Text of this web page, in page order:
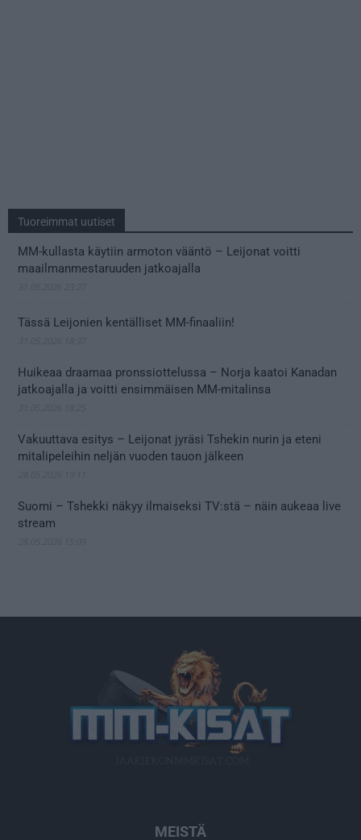
Tuoreimmat uutiset
MM-kullasta käytiin armoton vääntö – Leijonat voitti
maailmanmestaruuden jatkoajalla
Tässä Leijonien kentälliset MM-finaaliin!
Huikeaa draamaa pronssiottelussa – Norja kaatoi Kanadan
jatkoajalla ja voitti ensimmäisen MM-mitalinsa
Vakuuttava esitys – Leijonat jyräsi Tshekin nurin ja eteni
mitalipeleihin neljän vuoden tauon jälkeen
Suomi – Tshekki näkyy ilmaiseksi TV:stä – näin aukeaa live
stream
MEISTÄ